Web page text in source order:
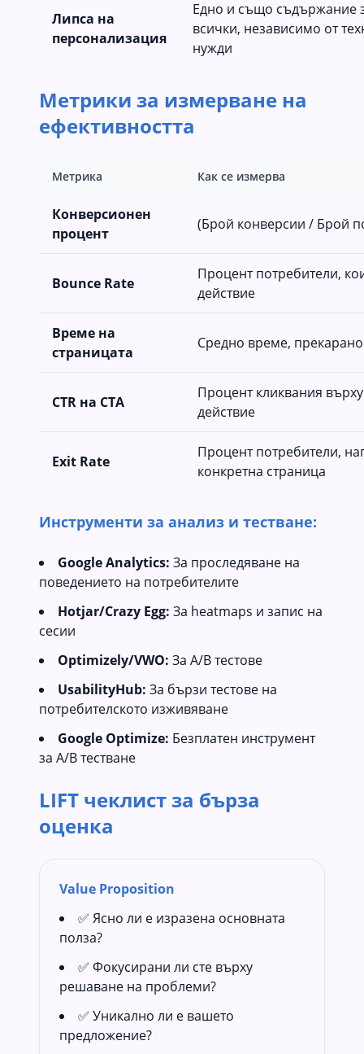
Липса на
персонализация
Едно и също съдържание
всички, независимо от
нужди
Метрики за измерване на
ефективността
Метрика Как се измерва
Конверсионен
процент
(Брой конверсии / Брой
Bounce Rate
Процент потребители,
действие
Време на
страницата
Средно време,
CTR на CTA
Процент кликвания
действие
Exit Rate
Процент потребители,
конкретна страница
Инструменти за анализ и тестване:
Google Analytics: За проследяване на
поведението на потребителите
Hotjar/Crazy Egg: За heatmaps и запис на
сесии
Optimizely/VWO: За A/B тестове
UsabilityHub: За бързи тестове на
потребителското изживяване
Google Optimize: Безплатен инструмент
за A/B тестване
LIFT чеклист за бърза
оценка
Value Proposition
✅ Ясно ли е изразена основната
полза?
✅ Фокусирани ли сте върху
решаване на проблеми?
✅ Уникално ли е вашето
предложение?